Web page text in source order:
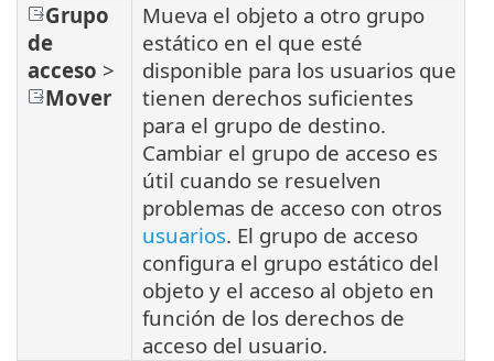
Grupo
de
acceso >
Mover
Mueva el objeto a otro grupo
estático en el que esté
disponible para los usuarios que
tienen derechos suficientes
para el grupo de destino.
Cambiar el grupo de acceso es
útil cuando se resuelven
problemas de acceso con otros
usuarios. El grupo de acceso
configura el grupo estático del
objeto y el acceso al objeto en
función de los derechos de
acceso del usuario.